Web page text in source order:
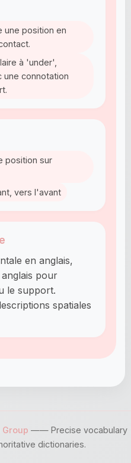
une position en
à 'under',
une connotation
position sur
vers l'avant
en anglais,
anglais pour
le support.
spatiales
—— Precise vocabulary
dictionaries.